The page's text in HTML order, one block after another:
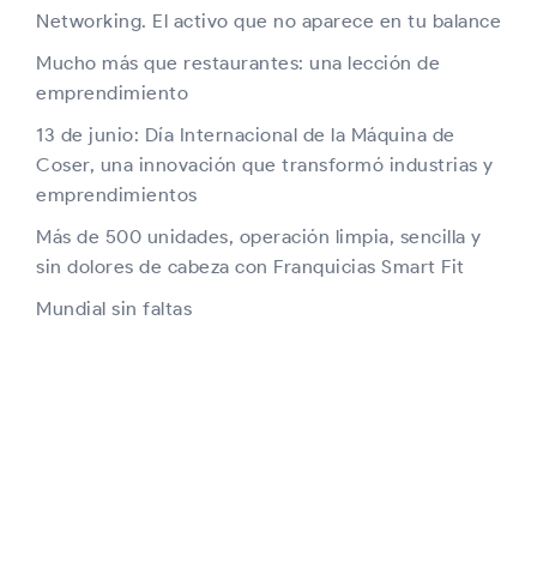
Networking. El activo que no aparece en tu balance
Mucho más que restaurantes: una lección de
emprendimiento
13 de junio: Día Internacional de la Máquina de
Coser, una innovación que transformó industrias y
emprendimientos
Más de 500 unidades, operación limpia, sencilla y
sin dolores de cabeza con Franquicias Smart Fit
Mundial sin faltas